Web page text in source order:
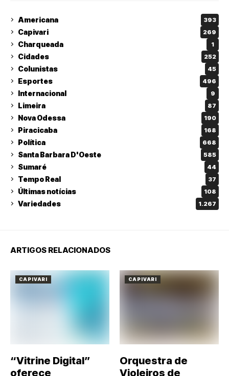
Americana 393
Capivari 269
Charqueada 1
Cidades 252
Colunistas 45
Esportes 496
Internacional 9
Limeira 87
Nova Odessa 190
Piracicaba 168
Política 668
Santa Barbara D'Oeste 585
Sumaré 44
Tempo Real 37
Últimas notícias 108
Variedades 1.267
ARTIGOS RELACIONADOS
CAPIVARI
“Vitrine Digital”
oferece
CAPIVARI
Orquestra de
Violeiros de